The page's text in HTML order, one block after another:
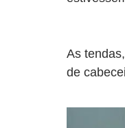
As
de